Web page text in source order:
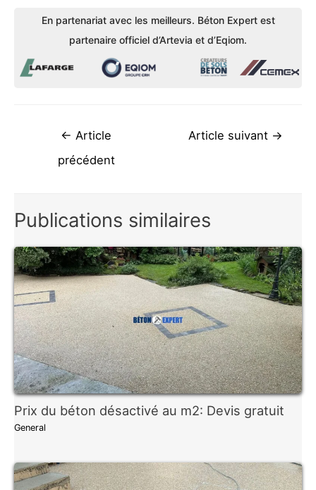
En partenariat avec les meilleurs. Béton Expert est
partenaire officiel d’Artevia et d’Eqiom.
Navigation
← Article
précédent
Article suivant →
Publications similaires
Prix du béton désactivé au m2: Devis gratuit
General